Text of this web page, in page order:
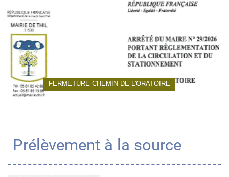
FERMETURE CHEMIN DE L'ORATOIRE
Prélèvement à la source